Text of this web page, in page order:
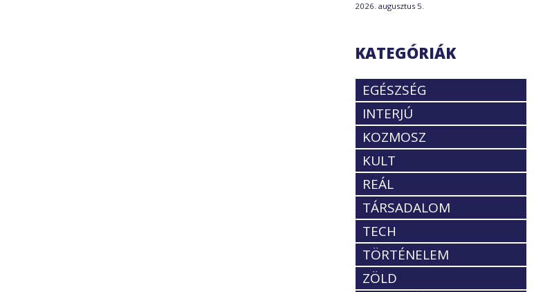
2026. augusztus 5.
KATEGÓRIÁK
EGÉSZSÉG
INTERJÚ
KOZMOSZ
KULT
REÁL
TÁRSADALOM
TECH
TÖRTÉNELEM
ZÖLD